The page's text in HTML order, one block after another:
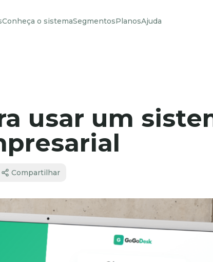
Conheça o sistemaSegmentosPlanosAjuda
usar um
Compartilhar